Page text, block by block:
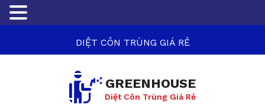
DIỆT CÔN TRÙNG GIÁ RẺ
GREENHOUSE
Diệt Côn Trùng Giá Rẻ